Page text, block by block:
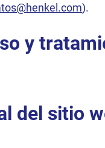
).
y
del sitio